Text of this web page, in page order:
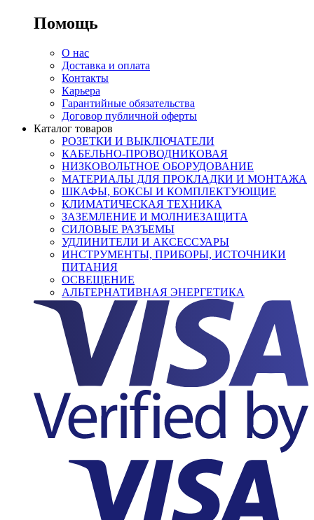
Помощь
О нас
Доставка и оплата
Контакты
Карьера
Гарантийные обязательства
Договор публичной оферты
Каталог товаров
РОЗЕТКИ И ВЫКЛЮЧАТЕЛИ
КАБЕЛЬНО-ПРОВОДНИКОВАЯ
НИЗКОВОЛЬТНОЕ ОБОРУДОВАНИЕ
МАТЕРИАЛЫ ДЛЯ ПРОКЛАДКИ И МОНТАЖА
ШКАФЫ, БОКСЫ И КОМПЛЕКТУЮЩИЕ
КЛИМАТИЧЕСКАЯ ТЕХНИКА
ЗАЗЕМЛЕНИЕ И МОЛНИЕЗАЩИТА
СИЛОВЫЕ РАЗЪЕМЫ
УДЛИНИТЕЛИ И АКСЕССУАРЫ
ИНСТРУМЕНТЫ, ПРИБОРЫ, ИСТОЧНИКИ
ПИТАНИЯ
ОСВЕЩЕНИЕ
АЛЬТЕРНАТИВНАЯ ЭНЕРГЕТИКА